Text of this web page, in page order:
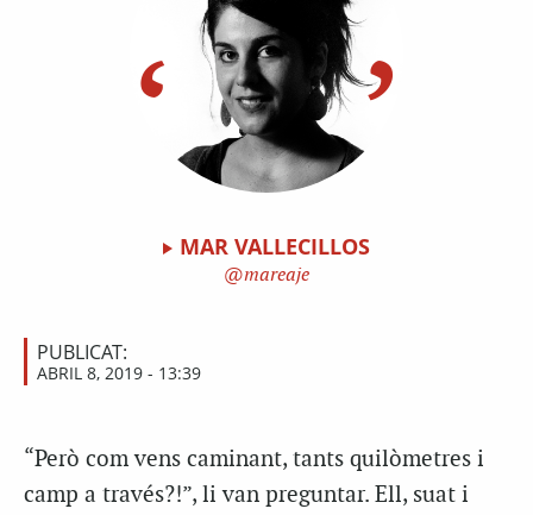
MAR VALLECILLOS
mareaje
PUBLICAT:
ABRIL 8, 2019 - 13:39
“Però com vens caminant, tants quilòmetres i
camp a través?!”, li van preguntar. Ell, suat i